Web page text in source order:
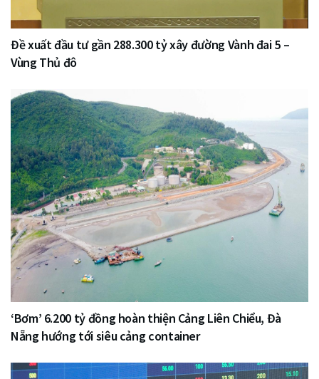
Đề xuất đầu tư gần 288.300 tỷ xây đường Vành đai 5 –
Vùng Thủ đô
‘Bơm’ 6.200 tỷ đồng hoàn thiện Cảng Liên Chiểu, Đà
Nẵng hướng tới siêu cảng container